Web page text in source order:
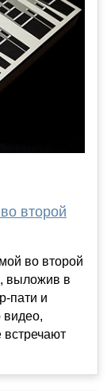
второй
во второй
выложив в
пати и
видео,
встречают